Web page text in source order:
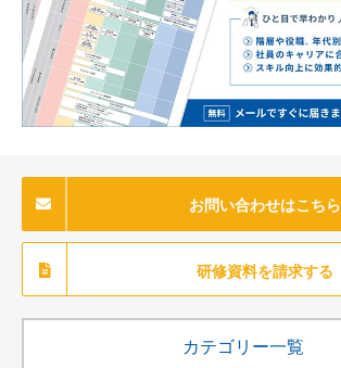
お問い合わせはこちら
研修資料を請求する
カテゴリー一覧